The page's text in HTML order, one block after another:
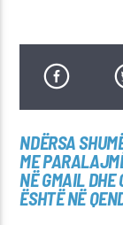
NDËRSA
ME
NË GMAIL DHE
ËSHTË NË